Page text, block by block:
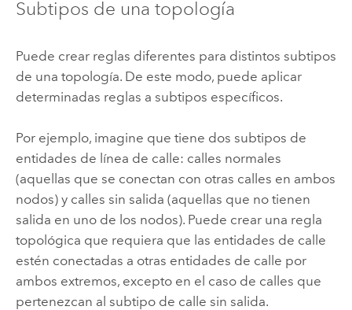
Subtipos de una topología
Puede crear reglas diferentes para distintos subtipos
de una topología. De este modo, puede aplicar
determinadas reglas a subtipos específicos.
Por ejemplo, imagine que tiene dos subtipos de
entidades de línea de calle: calles normales
(aquellas que se conectan con otras calles en ambos
nodos) y calles sin salida (aquellas que no tienen
salida en uno de los nodos). Puede crear una regla
topológica que requiera que las entidades de calle
estén conectadas a otras entidades de calle por
ambos extremos, excepto en el caso de calles que
pertenezcan al subtipo de calle sin salida.